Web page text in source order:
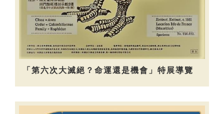
「第六次大滅絕？命運還是機會」特展導覽